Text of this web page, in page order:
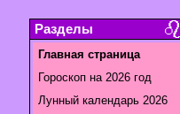
Разделы
Главная страница
Гороскоп на 2026 год
Лунный календарь 2026